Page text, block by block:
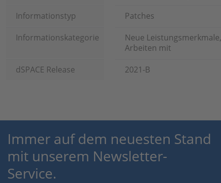
Informationstyp
Patches
Informationskategorie
Neue Leistungsmerkmale,
Arbeiten mit
dSPACE Release
2021-B
Immer auf dem neuesten Stand
mit unserem Newsletter-
Service.